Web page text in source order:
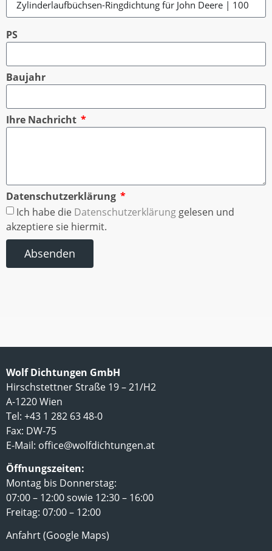
PS
Baujahr
Ihre Nachricht
Datenschutzerklärung
Ich habe die Datenschutzerklärung gelesen und
akzeptiere sie hiermit.
Absenden
Wolf Dichtungen GmbH
Hirschstettner Straße 19 – 21/H2
A-1220 Wien
Tel: +43 1 282 63 48-0
Fax: DW-75
E-Mail: office@wolfdichtungen.at
Öffnungszeiten:
Montag bis Donnerstag:
07:00 – 12:00 sowie 12:30 – 16:00
Freitag: 07:00 – 12:00
Anfahrt (Google Maps)